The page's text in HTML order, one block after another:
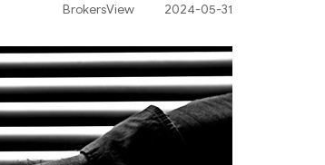
2024-05-31
BrokersView